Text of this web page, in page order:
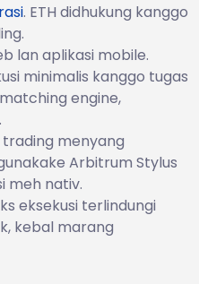
. ETH didhukung kanggo
lan aplikasi mobile.
minimalis kanggo tugas
engine,
trading menyang
Arbitrum Stylus
meh nativ.
eksekusi terlindungi
kebal marang